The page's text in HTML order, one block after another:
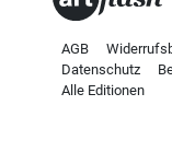
AGB
Datenschutz
Alle Editionen